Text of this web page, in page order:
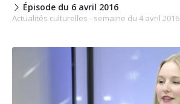
Épisode du 6 avril 2016
Actualités culturelles - semaine du 4 avril 2016